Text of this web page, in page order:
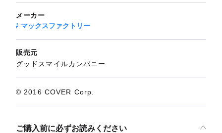
メーカー
マックスファクトリー
販売元
グッドスマイルカンパニー
© 2016 COVER Corp.
ご購入前に必ずお読みください